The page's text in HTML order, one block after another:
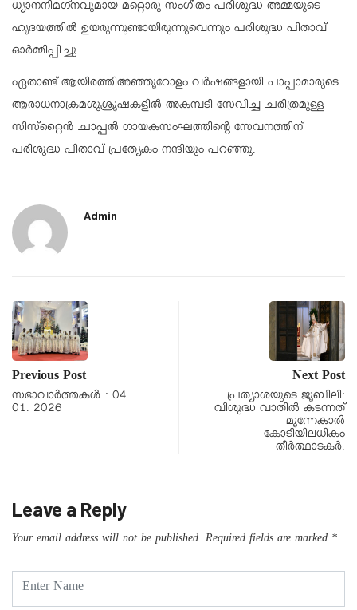
ധ്യാനനിമഗ്‌നവുമായ മറ്റൊരു സംഗീതം പരിശുദ്ധ അമ്മയുടെ
ഹൃദയത്തില്‍ ഉയരുന്നുണ്ടായിരുന്നുവെന്നും പരിശുദ്ധ പിതാവ്
ഓര്‍മ്മിപ്പിച്ചു.
ഏതാണ്ട് ആയിരത്തിഅഞ്ഞൂറോളം വര്‍ഷങ്ങളായി പാപ്പാമാരുടെ
ആരാധനാക്രമശുശ്രൂഷകളില്‍ അകമ്പടി സേവിച്ച ചരിത്രമുള്ള
സിസ്‌റ്റൈന്‍ ചാപ്പല്‍ ഗായകസംഘത്തിന്റെ സേവനത്തിന്
പരിശുദ്ധ പിതാവ് പ്രത്യേകം നന്ദിയും പറഞ്ഞു.
Admin
Previous Post
സഭാവാര്‍ത്തകള്‍ : 04.
01. 2026
Next Post
പ്രത്യാശയുടെ ജൂബിലി:
വിശുദ്ധ വാതില്‍ കടന്നത്
മൂന്നേകാല്‍
കോടിയിലധികം
തീര്‍ത്ഥാടകര്‍.
Leave a Reply
Your email address will not be published. Required fields are marked *